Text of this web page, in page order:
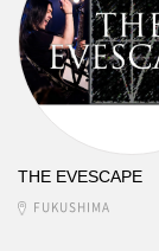
THE EVESCAPE
FUKUSHIMA